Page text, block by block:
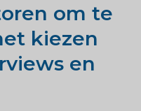
om te
kiezen
en